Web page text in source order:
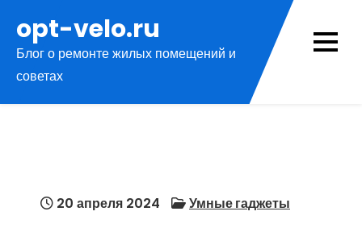
содержимому
opt-velo.ru
Блог о ремонте жилых помещений и
советах
20 апреля 2024 Умные гаджеты